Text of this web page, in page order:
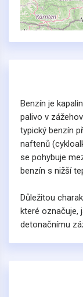
Benzín je
palivo v
typický benzín
naftenů
se pohybuje
benzín s nižší
Důležitou
které označuje,
detonačnímu